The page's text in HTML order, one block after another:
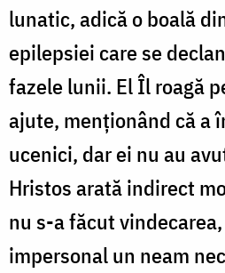
lunatic, adică o boală
epilepsiei care se
fazele lunii. El Îl roagă
ajute, menționând că a
ucenici, dar ei nu au
Hristos arată indirect
nu s-a făcut
impersonal un neam